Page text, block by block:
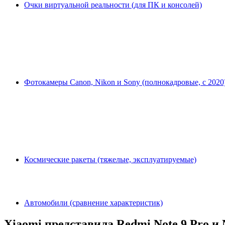
Очки виртуальной реальности (для ПК и консолей)
Фотокамеры Canon, Nikon и Sony (полнокадровые, с
Космические ракеты (тяжелые, эксплуатируемые)
Автомобили (сравнение характеристик)